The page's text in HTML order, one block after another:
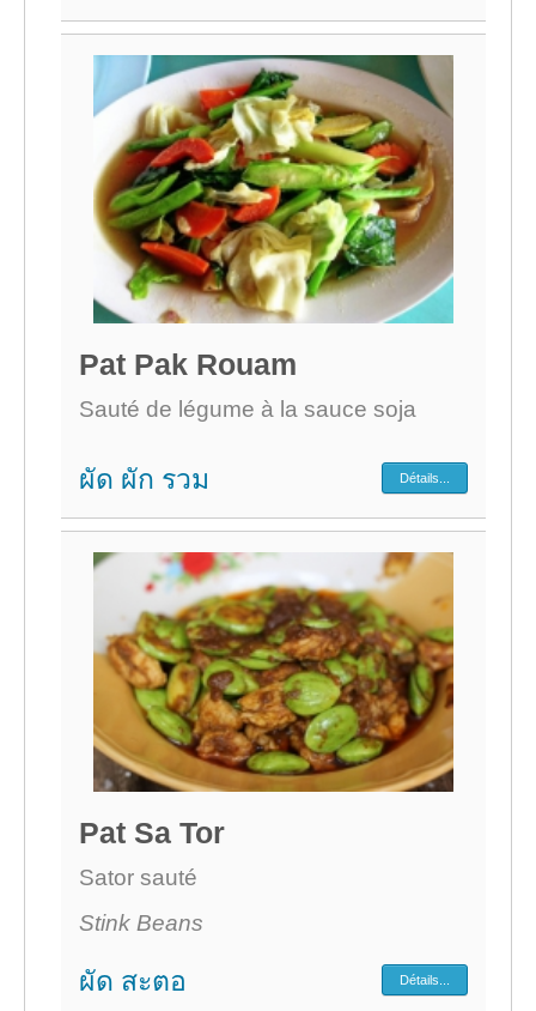
Pat Pak Rouam
Sauté de légume à la sauce soja
ผัด ผัก รวม Détails...
Pat Sa Tor
Sator sauté
Stink Beans
ผัด สะตอ Détails...